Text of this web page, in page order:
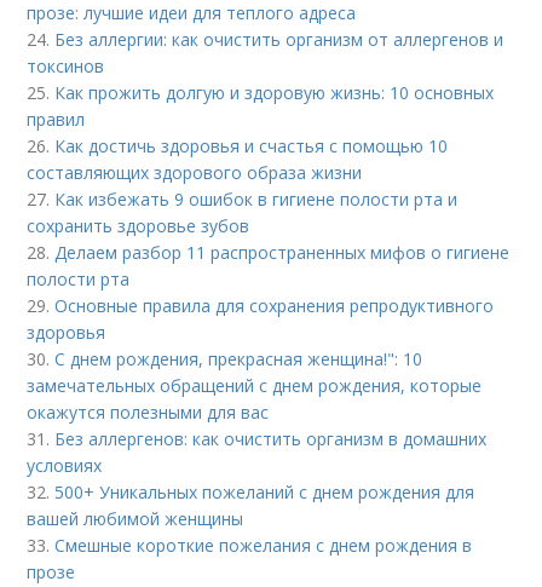
прозе: лучшие идеи для теплого адреса
24. Без аллергии: как очистить организм от аллергенов и
токсинов
25. Как прожить долгую и здоровую жизнь: 10 основных
правил
26. Как достичь здоровья и счастья с помощью 10
составляющих здорового образа жизни
27. Как избежать 9 ошибок в гигиене полости рта и
сохранить здоровье зубов
28.Делаем разбор 11 распространенных мифов о гигиене
полости рта
29.Основные правила для сохранения репродуктивного
здоровья
30.С днем рождения, прекрасная женщина!": 10
замечательных обращений с днем рождения, которые
окажутся полезными для вас
31. Без аллергенов: как очистить организм в домашних
условиях
32. 500+ Уникальных пожеланий с днем рождения для
вашей любимой женщины
33.Смешные короткие пожелания с днем рождения в
прозе